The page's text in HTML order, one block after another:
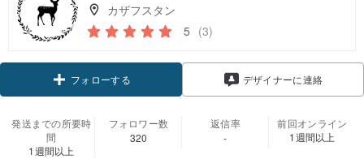
カザフスタン
5 (3)
フォローする デザイナーに連絡
発送までの所要時
間
1週間以上
フォロワー数
320
返信率
-
前回オンライン
1週間以上